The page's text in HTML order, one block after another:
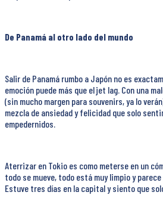
De Panamá al otro lado del mundo
Salir de Panamá rumbo a Japón no es
emoción puede más que el jet lag. Con una
(sin mucho margen para souvenirs, ya lo
mezcla de ansiedad y felicidad que solo
empedernidos.
Aterrizar en Tokio es como meterse en un
todo se mueve, todo está muy limpio y
Estuve tres días en la capital y siento que